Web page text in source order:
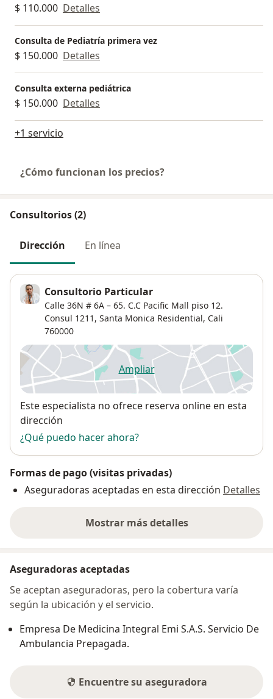
$ 110.000 Detalles
Consulta de Pediatría primera vez
$ 150.000 Detalles
Consulta externa pediátrica
$ 150.000 Detalles
+1 servicio
¿Cómo funcionan los precios?
Consultorios (2)
Dirección En línea
Consultorio Particular
Calle 36N # 6A – 65. C.C Pacific Mall piso 12.
Consul 1211, Santa Monica Residential, Cali
760000
Ampliarse abre en una nueva
Disponibilidad
Este especialista no ofrece reserva online en esta
dirección
¿Qué puedo hacer ahora?
Formas de pago (visitas privadas)
Aseguradoras aceptadas en esta dirección Detalles
Mostrar más detalles
sobre la dirección
Aseguradoras aceptadas
Se aceptan aseguradoras, pero la cobertura varía
según la ubicación y el servicio.
Empresa De Medicina Integral Emi S.A.S. Servicio De
Ambulancia Prepagada.
Encuentre su aseguradora